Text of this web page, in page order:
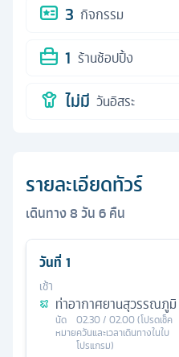
3 กิจกรรม
1 ร้านช้อปปิ้ง
ไม่มี วันอิสระ
รายละเอียดทัวร์
เดินทาง8วัน6คืน
วันที่ 1
เช้า
ท่าอากาศยานสุวรรณภูมิ
นัด
หมาย
02.30 / 02.00 (โปรดเช็ค
ควันและเวลาเดินทางในใบ
โปรแกรม)